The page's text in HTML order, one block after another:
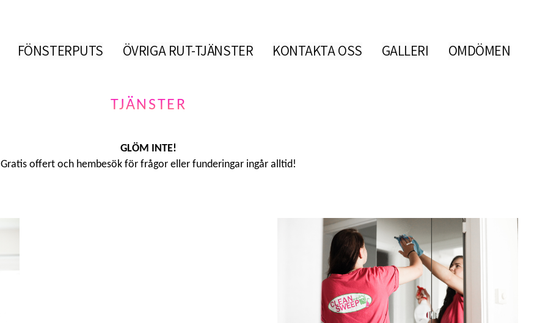
FÖNSTERPUTS ÖVRIGA RUT-TJÄNSTER KONTAKTA OSS GALLERI OMDÖMEN
TJÄNSTER
GLÖM INTE!
Gratis offert och hembesök för frågor eller funderingar ingår alltid!